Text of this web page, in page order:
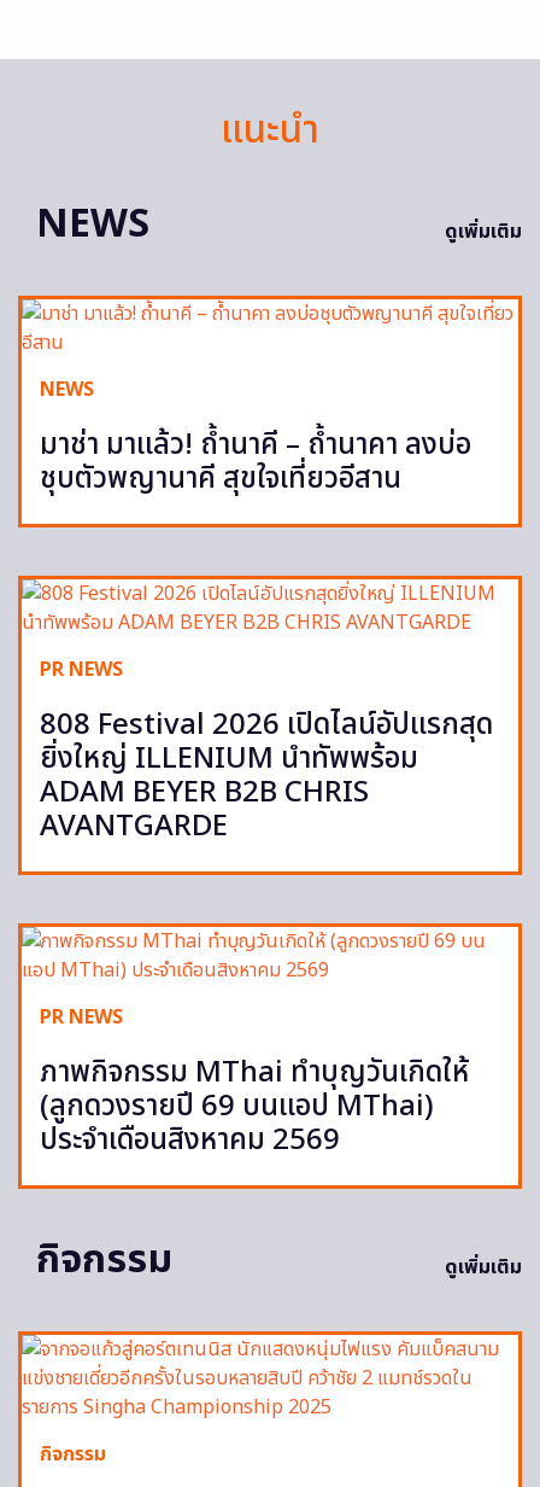
แนะนำ
NEWS
ดูเพิ่มเติม
NEWS
มาช่า มาแล้ว! ถ้ำนาคี – ถ้ำนาคา ลงบ่อ
ชุบตัวพญานาคี สุขใจเที่ยวอีสาน
PR NEWS
808 Festival 2026 เปิดไลน์อัปแรกสุด
ยิ่งใหญ่ ILLENIUM นำทัพพร้อม
ADAM BEYER B2B CHRIS
AVANTGARDE
PR NEWS
ภาพกิจกรรม MThai ทำบุญวันเกิดให้
(ลูกดวงรายปี 69 บนแอป MThai)
ประจำเดือนสิงหาคม 2569
กิจกรรม ดูเพิ่มเติม
กิจกรรม